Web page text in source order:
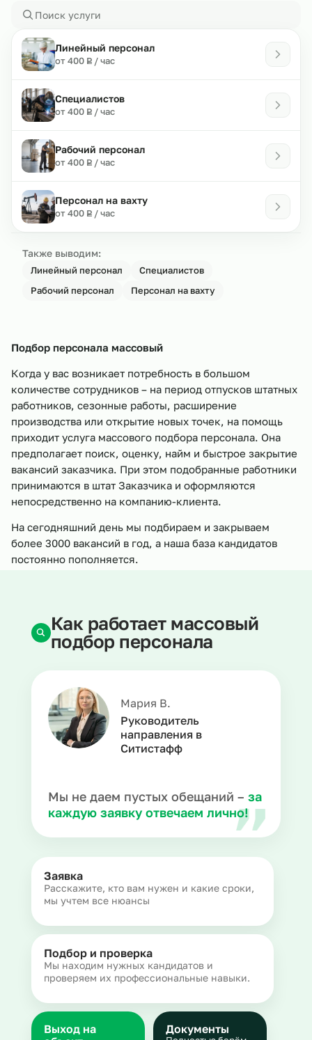
Линейный персонал
от 400 ₽
Р / час
Специалистов
от 400 ₽
Р / час
Рабочий персонал
от 400 ₽
Р / час
Персонал на вахту
от 400 ₽
Р / час
Также выводим:
Линейный персонал
Специалистов
Рабочий персонал
Персонал на вахту
Подбор персонала массовый
Когда у вас возникает потребность в большом
количестве сотрудников – на период отпусков штатных
работников, сезонные работы, расширение
производства или открытие новых точек, на помощь
приходит услуга массового подбора персонала. Она
предполагает поиск, оценку, найм и быстрое закрытие
вакансий заказчика. При этом подобранные работники
принимаются в штат Заказчика и оформляются
непосредственно на компанию-клиента.
На сегодняшний день мы подбираем и закрываем
более 3000 вакансий в год, а наша база кандидатов
постоянно пополняется.
Мария В.
Руководитель
направления в
Ситистафф
Мы не даем пустых обещаний – за
каждую заявку отвечаем лично!
Как работает массовый
подбор персонала
Заявка
Расскажите, кто вам нужен и какие сроки,
мы учтем все нюансы
Подбор и проверка
Мы находим нужных кандидатов и
проверяем их профессиональные навыки.
Документы
Выход на